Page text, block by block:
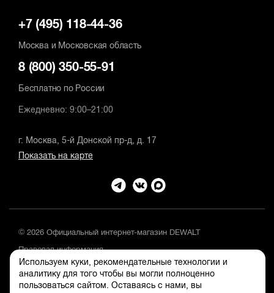
Используем куки, рекомендательные технологии и
аналитику для того чтобы вы могли полноценно
пользоваться сайтом. Оставаясь с нами, вы
+7 (495) 118-44-36
Москва и Московская область
8 (800) 350-55-91
Бесплатно по России
Ежедневно: 9:00–21:00
г. Москва, 5-й Донской пр-д, д. 17
Показать на карте
© 2026 Официальный интернет-магазин DEWALT
Правовая информация
Положение об обработке и защите персональных данных